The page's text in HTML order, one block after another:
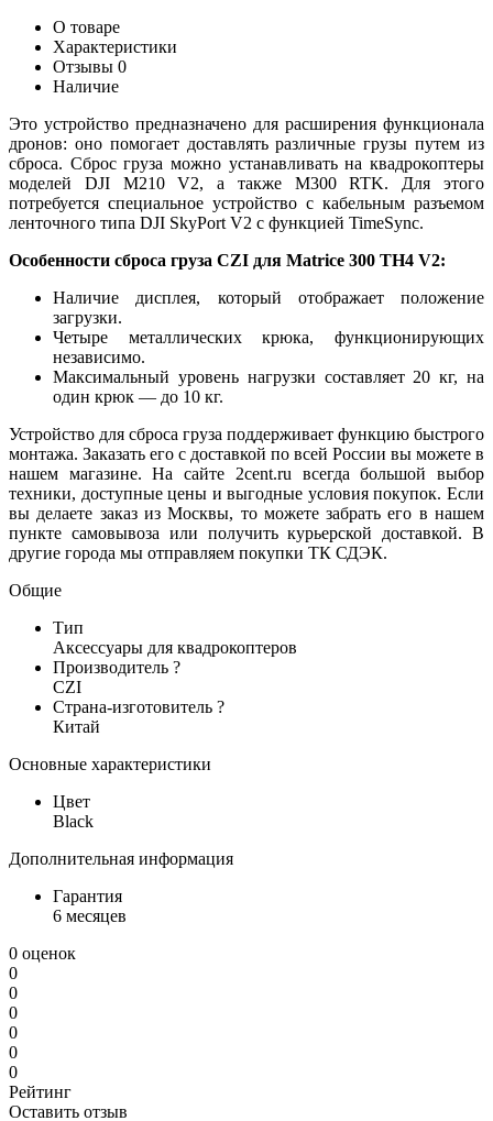
О товаре
Характеристики
Отзывы 0
Наличие
Это устройство предназначено для расширения функционала
дронов: оно помогает доставлять различные грузы путем из
сброса. Сброс груза можно устанавливать на квадрокоптеры
моделей DJI M210 V2, а также M300 RTK. Для этого
потребуется специальное устройство с кабельным разъемом
ленточного типа DJI SkyPort V2 с функцией TimeSync.
Особенности сброса груза CZI для Matrice 300 TH4 V2:
Наличие дисплея, который отображает положение
загрузки.
Четыре металлических крюка, функционирующих
независимо.
Максимальный уровень нагрузки составляет 20 кг, на
один крюк — до 10 кг.
Устройство для сброса груза поддерживает функцию быстрого
монтажа. Заказать его с доставкой по всей России вы можете в
нашем магазине. На сайте 2cent.ru всегда большой выбор
техники, доступные цены и выгодные условия покупок. Если
вы делаете заказ из Москвы, то можете забрать его в нашем
пункте самовывоза или получить курьерской доставкой. В
другие города мы отправляем покупки ТК СДЭК.
Общие
Тип
Аксессуары для квадрокоптеров
Производитель ?
CZI
Страна-изготовитель ?
Китай
Основные характеристики
Цвет
Black
Дополнительная информация
Гарантия
6 месяцев
0 оценок
0
0
0
0
0
0
Рейтинг
Оставить отзыв